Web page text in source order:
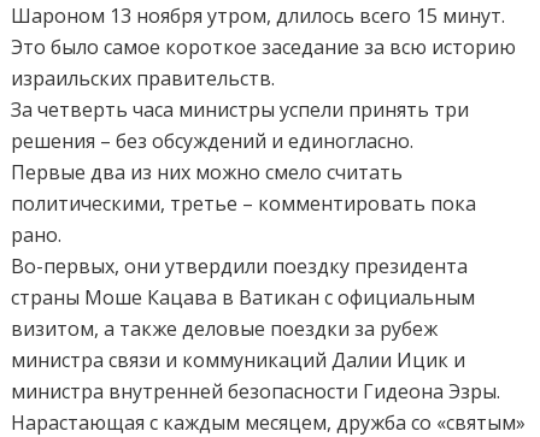
Шароном 13 ноября утром, длилось всего 15 минут.
Это было самое короткое заседание за всю историю
израильских правительств.
За четверть часа министры успели принять три
решения – без обсуждений и единогласно.
Первые два из них можно смело считать
политическими, третье – комментировать пока
рано.
Во-первых, они утвердили поездку президента
страны Моше Кацава в Ватикан с официальным
визитом, а также деловые поездки за рубеж
министра связи и коммуникаций Далии Ицик и
министра внутренней безопасности Гидеона Эзры.
Нарастающая с каждым месяцем, дружба со «святым»